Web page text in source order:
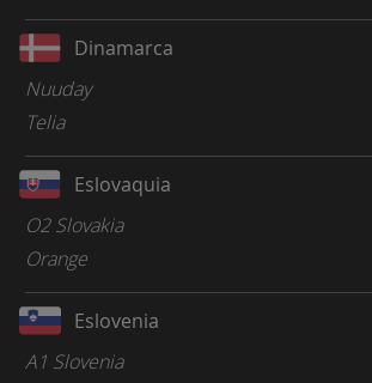
Dinamarca
Nuuday
Telia
Eslovaquia
O2 Slovakia
Orange
Eslovenia
A1 Slovenia